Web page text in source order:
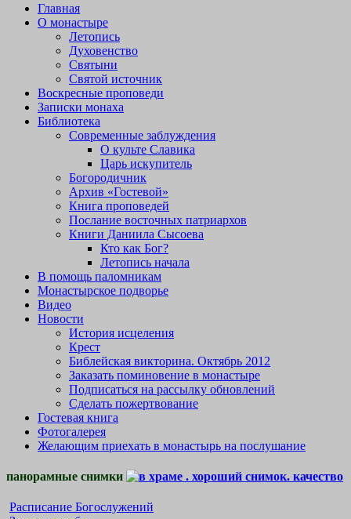
Главная
О монастыре
Летопись
Духовенство
Святыни
Святой источник
Воскресные проповеди
Записки монаха
Библиотека
Современные заблуждения
О культе Славика
Царь искупитель
Богородичник
Архив «Гостевой»
Книга проповедей
Послание восточных патриархов
Книги Даниила Сысоева
Кто как Бог?
Летопись начала
В помощь паломникам
Монастырское подворье
Видео
Новости
История исцеления
Крест
Библейская викторина. Октябрь 2012
Заказать поминовение в монастыре
Подписаться на рассылку обновлений
Сделать пожертвование
Гостевая книга
Фотогалерея
Желающим приехать в монастырь на послушание
панорамные снимки
Расписание Богослужений